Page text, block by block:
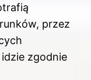
przez
zgodnie